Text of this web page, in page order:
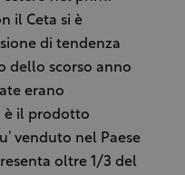
il Ceta si è
di tendenza
dello scorso anno
erano
è il prodotto
venduto nel Paese
oltre 1/3 del